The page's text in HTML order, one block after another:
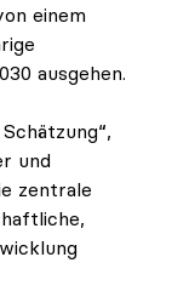
einem
ausgehen.
und
zentrale